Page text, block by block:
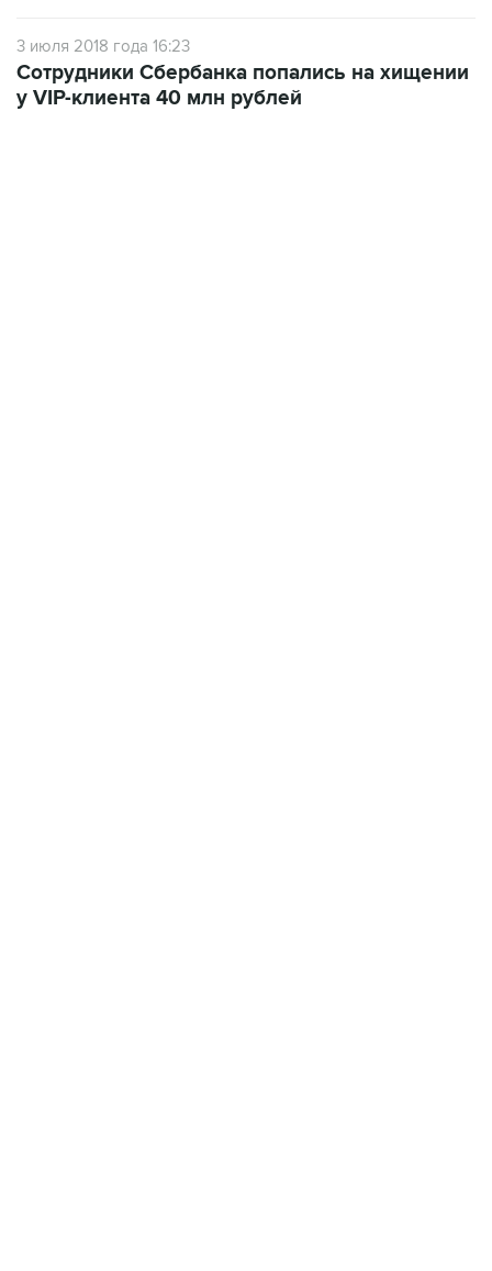
3 июля 2018 года 16:23
Сотрудники Сбербанка попались на хищении
у VIP-клиента 40 млн рублей